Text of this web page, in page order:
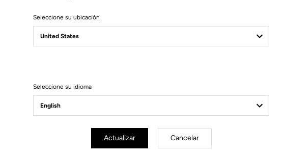
Seleccione su ubicación
Seleccione su idioma
Actualizar Cancelar